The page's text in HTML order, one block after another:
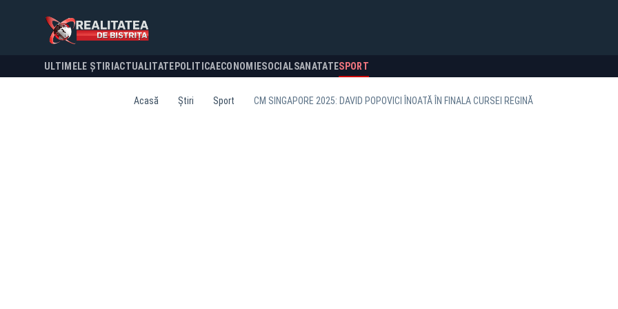
ULTIMELE ȘTIRI ACTUALITATE POLITICA ECONOMIESOCIALSANATATESPORT
Acasă Știri Sport CM SINGAPORE 2025: DAVID POPOVICI ÎNOATĂ ÎN FINALA CURSEI REGINĂ